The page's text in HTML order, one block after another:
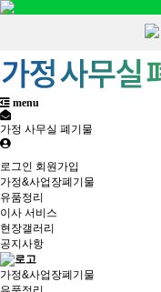
menu
가정 사무실 폐기물
로그인 회원가입
가정&사업장폐기물
유품정리
이사 서비스
현장갤러리
공지사항
가정&사업장폐기물